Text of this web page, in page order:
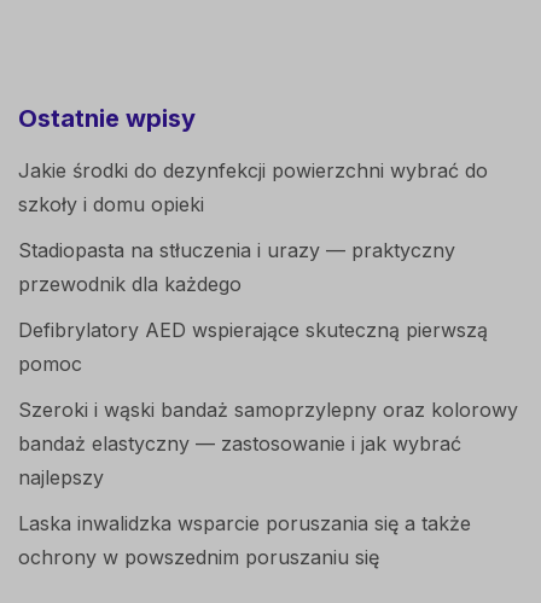
Ostatnie wpisy
Jakie środki do dezynfekcji powierzchni wybrać do
szkoły i domu opieki
Stadiopasta na stłuczenia i urazy — praktyczny
przewodnik dla każdego
Defibrylatory AED wspierające skuteczną pierwszą
pomoc
Szeroki i wąski bandaż samoprzylepny oraz kolorowy
bandaż elastyczny — zastosowanie i jak wybrać
najlepszy
Laska inwalidzka wsparcie poruszania się a także
ochrony w powszednim poruszaniu się